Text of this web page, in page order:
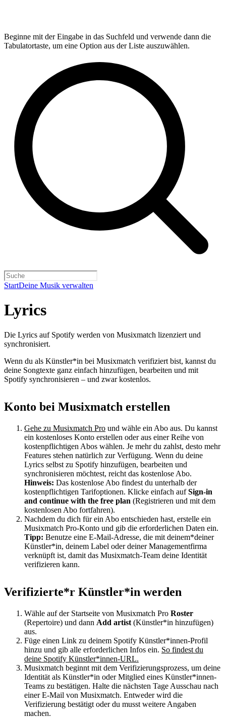
Beginne mit der Eingabe in das Suchfeld und verwende dann die
Tabulatortaste, um eine Option aus der Liste auszuwählen.
StartDeine Musik verwalten
Lyrics
Die Lyrics auf Spotify werden von Musixmatch lizenziert und
synchronisiert.
Wenn du als Künstler*in bei Musixmatch verifiziert bist, kannst du
deine Songtexte ganz einfach hinzufügen, bearbeiten und mit
Spotify synchronisieren – und zwar kostenlos.
Konto bei Musixmatch erstellen
Gehe zu Musixmatch Pro und wähle ein Abo aus. Du kannst
ein kostenloses Konto erstellen oder aus einer Reihe von
kostenpflichtigen Abos wählen. Je mehr du zahlst, desto mehr
Features stehen natürlich zur Verfügung. Wenn du deine
Lyrics selbst zu Spotify hinzufügen, bearbeiten und
synchronisieren möchtest, reicht das kostenlose Abo.
Hinweis: Das kostenlose Abo findest du unterhalb der
kostenpflichtigen Tarifoptionen. Klicke einfach aufSign-in
and continue with the free plan (Registrieren und mit dem
kostenlosen Abo fortfahren).
Nachdem du dich für ein Abo entschieden hast, erstelle ein
Musixmatch Pro-Konto und gib die erforderlichen Daten ein.
Tipp: Benutze eine E-Mail-Adresse, die mit deinem*deiner
Künstler*in, deinem Label oder deiner Managementfirma
verknüpft ist, damit das Musixmatch-Team deine Identität
verifizieren kann.
Verifizierte*r Künstler*in werden
Wähle auf der Startseite von Musixmatch Pro Roster
(Repertoire) und dann Add artist (Künstler*in hinzufügen)
aus.
Füge einen Link zu deinem Spotify Künstler*innen-Profil
hinzu und gib alle erforderlichen Infos ein. So findest du
deine Spotify Künstler*innen-URL.
Musixmatch beginnt mit dem Verifizierungsprozess, um deine
Identität als Künstler*in oder Mitglied eines Künstler*innen-
Teams zu bestätigen. Halte die nächsten Tage Ausschau nach
einer E-Mail von Musixmatch. Entweder wird die
Verifizierung bestätigt oder du musst weitere Angaben
machen.